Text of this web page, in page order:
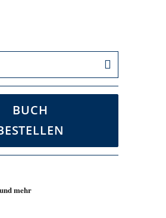
BUCH
mehr